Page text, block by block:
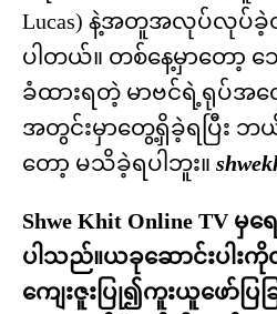
Lucas) နဲ့အတူအလုပ်လုပ်
ပါတယ်။ တစ်နေ့မှာတော့ သ
ခံထားရတဲ့ မာဗင်ရဲ့ရုပ်အလ
အတွင်းမှာတွေ့ရှိခဲ့ရပြီး
တော့ မသိခဲ့ရပါဘူး။
Shwe Khit Online TV
ပါသည်။ယခုဆောင်းပါးကိုတ
ကျေးဇူးပြု၍ကူးယူဖော်ပြခ